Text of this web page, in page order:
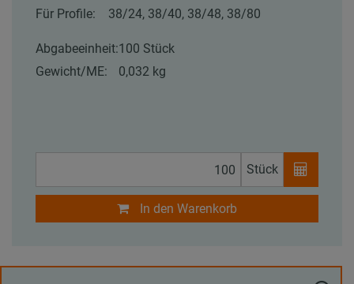
Für Profile:
38/24, 38/40, 38/48, 38/80
Abgabeeinheit:100 Stück
Gewicht/ME:
0,032 kg
Stück
In den Warenkorb